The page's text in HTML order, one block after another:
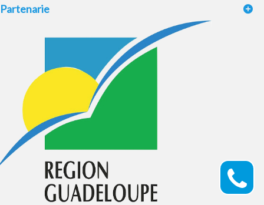
Partenarie